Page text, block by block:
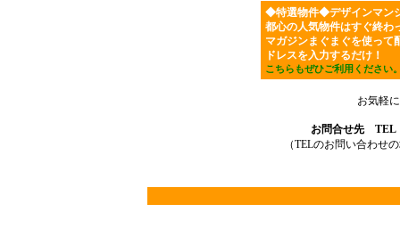
◆特選物件◆デザインマン
都心の人気物件はすぐ終わ
マガジンまぐまぐを使って
ドレスを入力するだけ！
こちらもぜひご利用ください
お気軽に
お問合せ先 TEL
（TELのお問い合わせ